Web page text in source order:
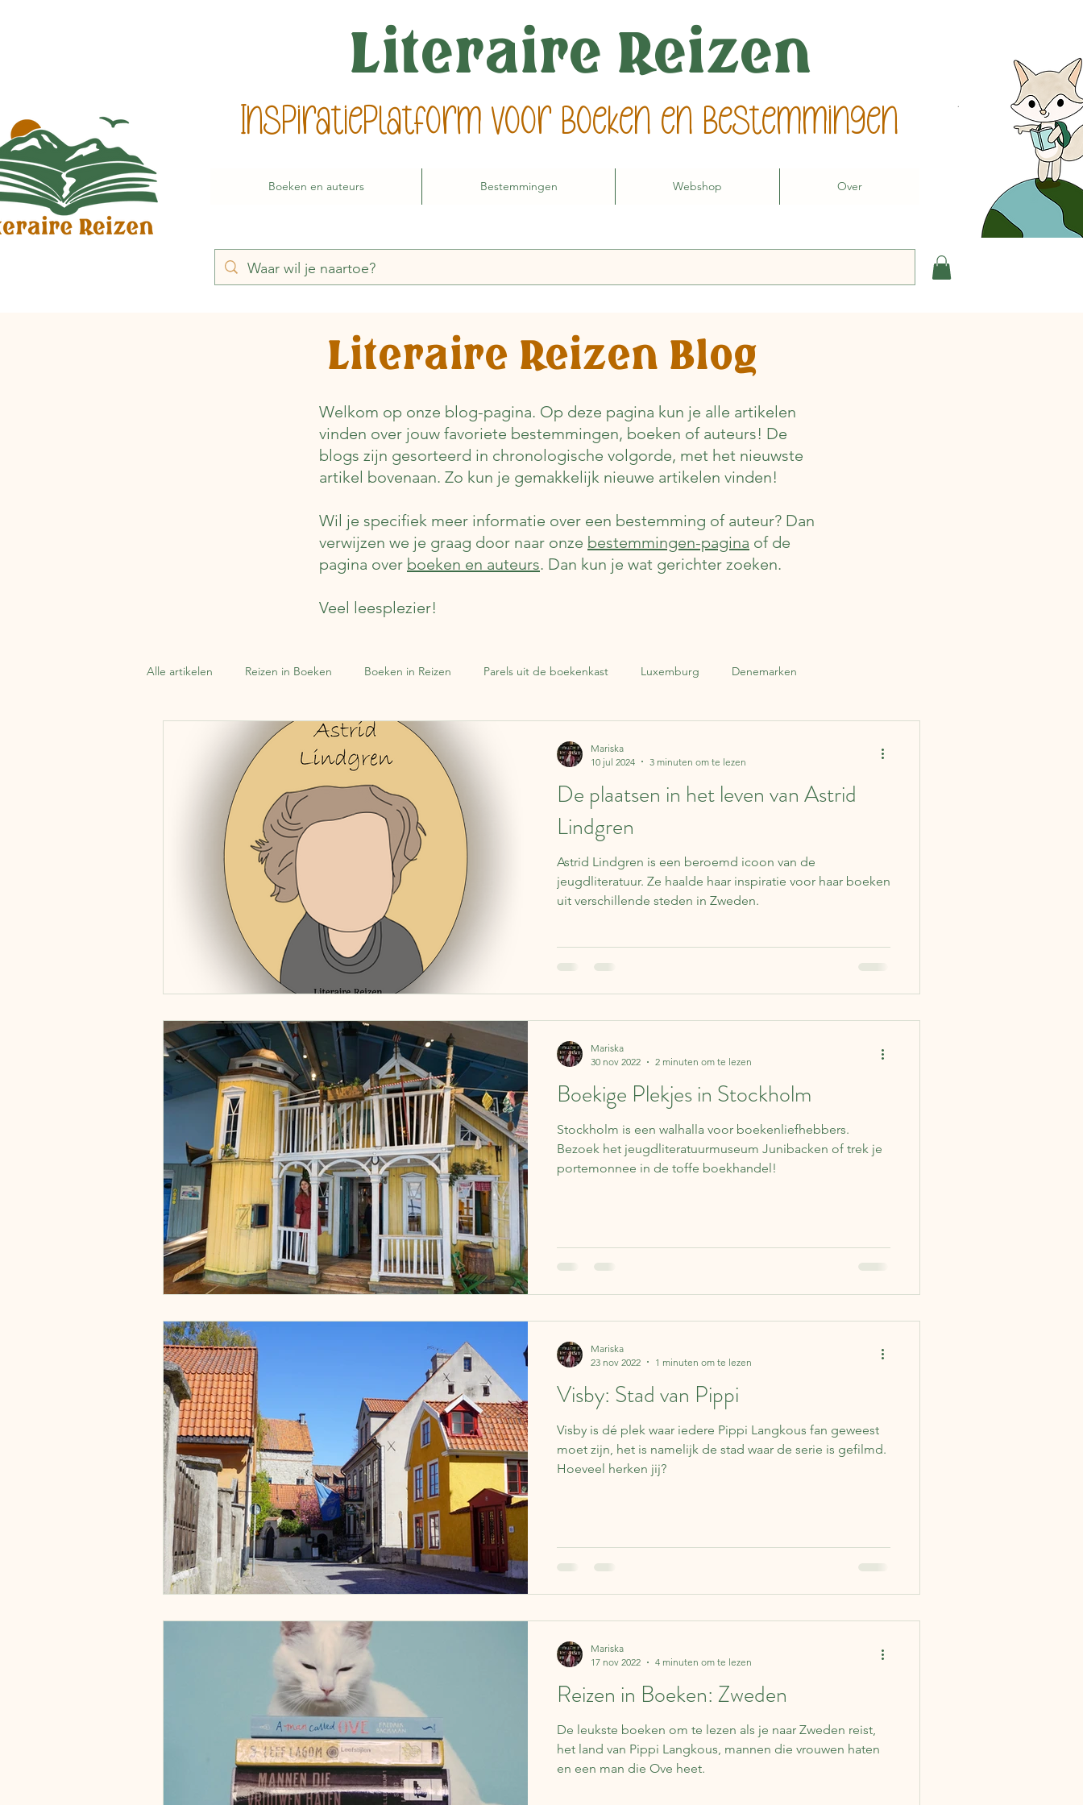
Literaire Reizen
Inspiratieplatform voor boeken en bestemmingen
Boeken en auteurs Bestemmingen Webshop Over
Literaire Reizen Blog
Welkom op onze blog-pagina. Op deze pagina kun je alle artikelen
vinden over jouw favoriete bestemmingen, boeken of auteurs! De
blogs zijn gesorteerd in chronologische volgorde, met het nieuwste
artikel bovenaan. Zo kun je gemakkelijk nieuwe artikelen vinden!
Wil je specifiek meer informatie over een bestemming of auteur? Dan
verwijzen we je graag door naar onze bestemmingen-pagina of de
pagina over boeken en auteurs. Dan kun je wat gerichter zoeken.
Veel leesplezier!
Alle artikelen Reizen in Boeken Boeken in Reizen Parels uit de boekenkast Luxemburg Denemarken
Zweden Lapland
Engeland Over boeken Finland Nederland België Japan Duitsland
China Portugal Literaire kalender Syrië Schotland
De plaatsen in het leven van Astrid
Lindgren
Astrid Lindgren is een beroemd icoon van de
jeugdliteratuur. Ze haalde haar inspiratie voor haar boeken
uit verschillende steden in Zweden.
Mariska
10 jul 2024
3 minuten om te lezen
Boekige Plekjes in Stockholm
Stockholm is een walhalla voor boekenliefhebbers.
Bezoek het jeugdliteratuurmuseum Junibacken of trek je
portemonnee in de toffe boekhandel!
Mariska
30 nov 2022
2 minuten om te lezen
Visby: Stad van Pippi
Visby is dé plek waar iedere Pippi Langkous fan geweest
moet zijn, het is namelijk de stad waar de serie is gefilmd.
Hoeveel herken jij?
Mariska
23 nov 2022
1 minuten om te lezen
Reizen in Boeken: Zweden
De leukste boeken om te lezen als je naar Zweden reist,
het land van Pippi Langkous, mannen die vrouwen haten
en een man die Ove heet.
Mariska
17 nov 2022
4 minuten om te lezen